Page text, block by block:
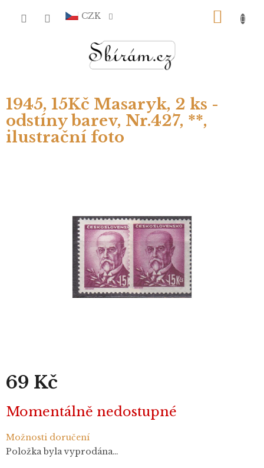
CZK
1945, 15Kč Masaryk, 2 ks -
odstíny barev, Nr.427, **,
ilustrační foto
69 Kč
cena:
Momentálně nedostupné
Možnosti doručení
Položka byla vyprodána…